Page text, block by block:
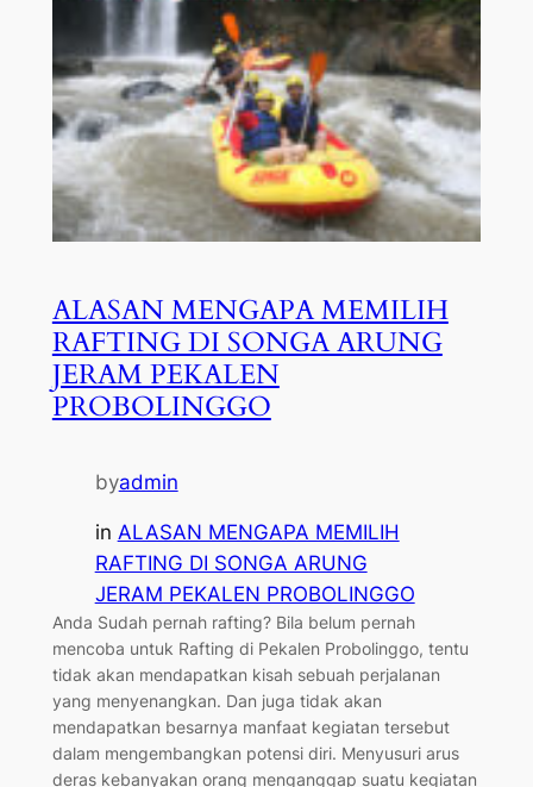
ALASAN MENGAPA MEMILIH
RAFTING DI SONGA ARUNG
JERAM PEKALEN
PROBOLINGGO
byadmin
in ALASAN MENGAPA MEMILIH
RAFTING DI SONGA ARUNG
JERAM PEKALEN PROBOLINGGO
Anda Sudah pernah rafting? Bila belum pernah
mencoba untuk Rafting di Pekalen Probolinggo, tentu
tidak akan mendapatkan kisah sebuah perjalanan
yang menyenangkan. Dan juga tidak akan
mendapatkan besarnya manfaat kegiatan tersebut
dalam mengembangkan potensi diri. Menyusuri arus
deras kebanyakan orang menganggap suatu kegiatan